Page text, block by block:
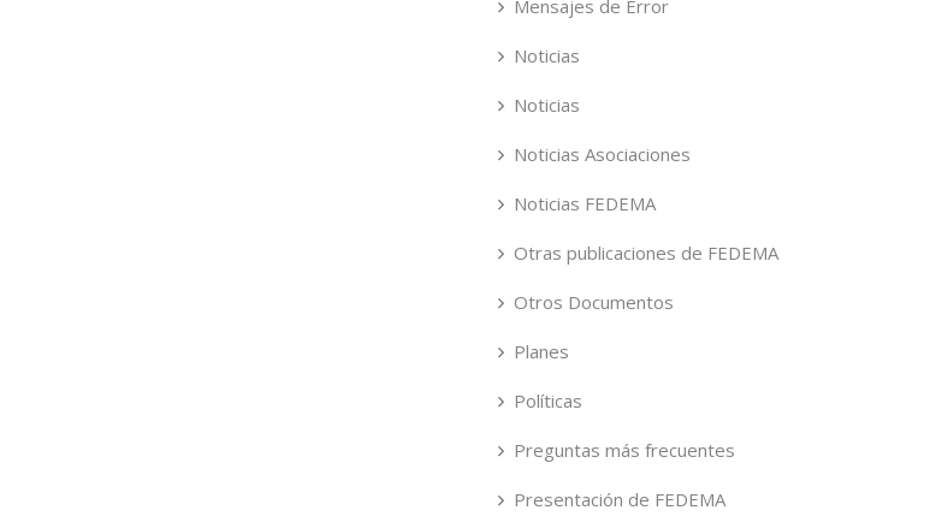
Mensajes de Error
Noticias
Noticias
Noticias Asociaciones
Noticias FEDEMA
Otras publicaciones de FEDEMA
Otros Documentos
Planes
Políticas
Preguntas más frecuentes
Presentación de FEDEMA